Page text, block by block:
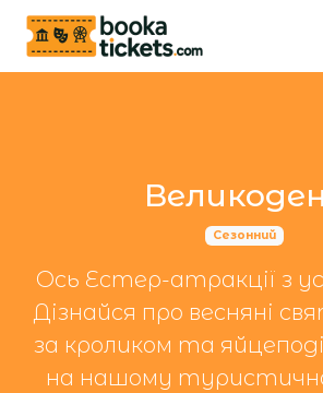
Сезонний
Ось Естер-атракції з
Дізнайся про весняні
за кроликом та
на нашому